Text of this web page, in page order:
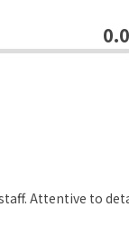
0.0
Attentive to